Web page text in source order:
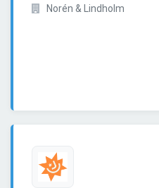
Norén & Lindholm